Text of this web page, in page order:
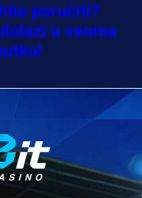
poručiti?
u veoma